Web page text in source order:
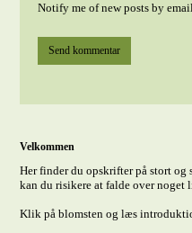
Notify me of new posts by
Velkommen
Her finder du opskrifter på stort og
kan du risikere at falde over
Klik på blomsten og læs